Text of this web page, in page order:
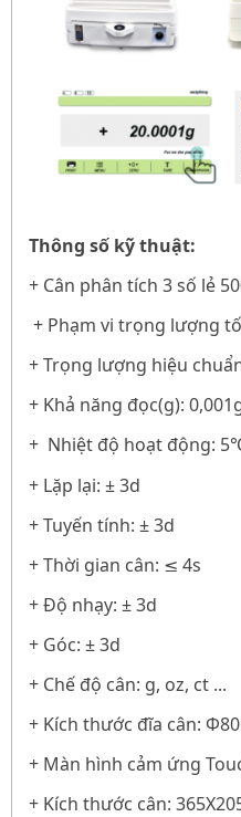
Thông số kỹ thuật:
+ Cân phân tích 3 số lẻ
+ Phạm vi trọng lượng
+ Trọng lượng hiệu
+ Khả năng đọc(g):
+ Nhiệt độ hoạt động: 5
+ Lặp lại: ± 3d
+ Tuyến tính: ± 3d
+ Thời gian cân: ≤ 4s
+ Độ nhạy: ± 3d
+ Góc: ± 3d
+ Chế độ cân: g, oz, ct ...
+ Kích thước đĩa cân:
+ Màn hình cảm ứng
+ Kích thước cân: